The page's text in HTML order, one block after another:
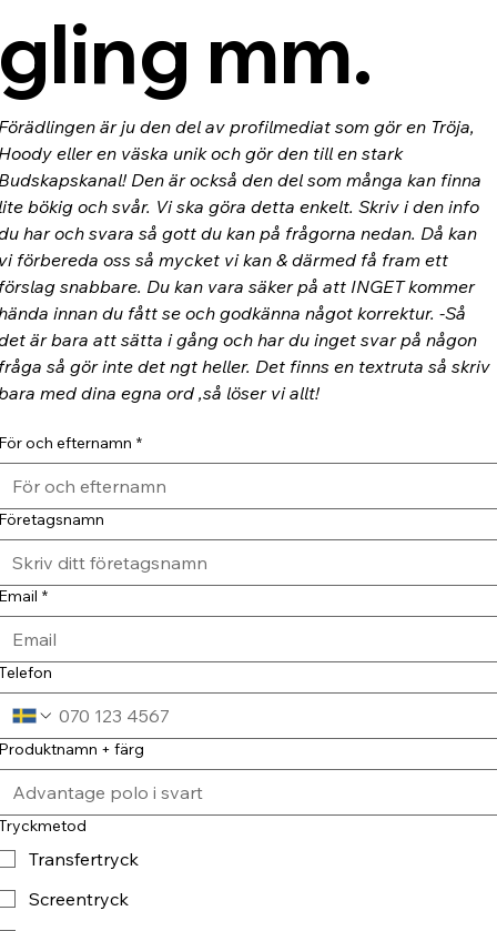
mm.
är ju den del av profilmediat som gör en Tröja,
eller en väska unik och gör den till en stark
Den är också den del som många kan finna
bökig och svår. Vi ska göra detta enkelt. Skriv i den info
har och svara så gott du kan på frågorna nedan. Då kan
förbereda oss så mycket vi kan & därmed få fram ett
snabbare. Du kan vara säker på att INGET kommer
innan du fått se och godkänna något korrektur. -Så
är bara att sätta i gång och har du inget svar på någon
så gör inte det ngt heller. Det finns en textruta så skriv
med dina egna ord ,så löser vi allt!
och efternamn *
*
+ färg
Transfertryck
Screentryck